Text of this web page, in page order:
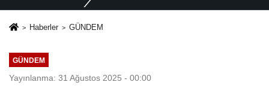
Haberler GÜNDEM
GÜNDEM
Yayınlanma: 31 Ağustos 2025 - 00:00